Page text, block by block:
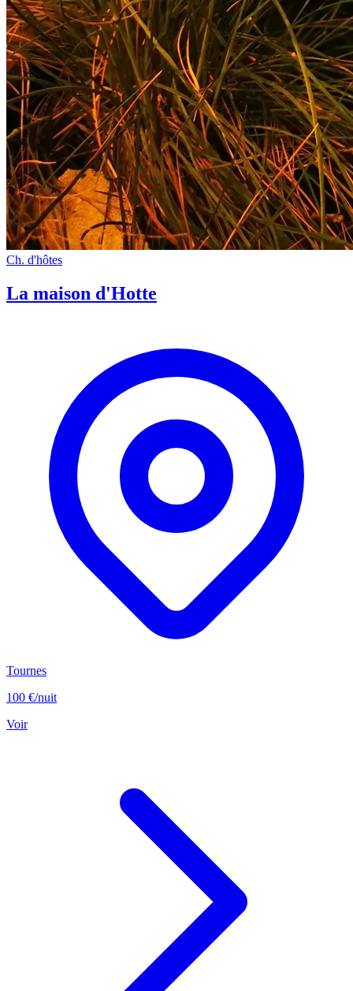
Ch. d'hôtes
La maison d'Hotte
Tournes
100 €/nuit
Voir